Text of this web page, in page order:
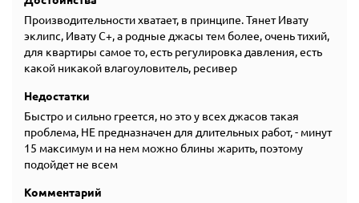
Производительности хватает, в принципе. Тянет Ивату
эклипс, Ивату С+, а родные джасы тем более, очень тихий,
для квартиры самое то, есть регулировка давления, есть
какой никакой влагоуловитель, ресивер
Недостатки
Быстро и сильно греется, но это у всех джасов такая
проблема, НЕ предназначен для длительных работ, - минут
15 максимум и на нем можно блины жарить, поэтому
подойдет не всем
Комментарий